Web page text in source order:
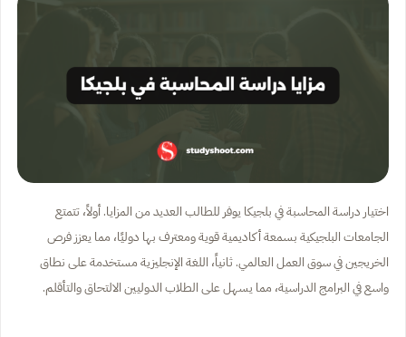
اختيار دراسة المحاسبة في بلجيكا يوفر للطالب العديد من المزايا. أولاً، تتمتع
الجامعات البلجيكية بسمعة أكاديمية قوية ومعترف بها دوليًا، مما يعزز فرص
الخريجين في سوق العمل العالمي. ثانياً، اللغة الإنجليزية مستخدمة على نطاق
واسع في البرامج الدراسية، مما يسهل على الطلاب الدوليين الالتحاق والتأقلم.